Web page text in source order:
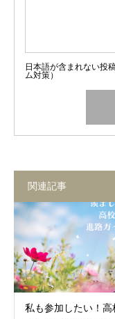
日本語が含まれない投
ム対策）
関連記事
私も参加したい！高